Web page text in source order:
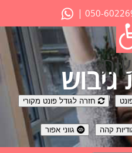
050-
|
חזרה לגודל פונט מקורי
קהה גווני אפור
גיבוש
עם ערך מוסף